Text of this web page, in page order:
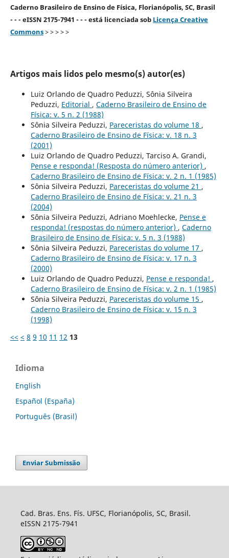
Caderno Brasileiro de Ensino de Física, Florianópolis, SC, Brasil
- - - eISSN 2175-7941 - - - está licenciada sob Licença Creative
Commons> > > > >
Artigos mais lidos pelo mesmo(s) autor(es)
Luiz Orlando de Quadro Peduzzi, Sônia Silveira
Peduzzi, Editorial , Caderno Brasileiro de Ensino de
Física: v. 5 n. 2 (1988)
Sônia Silveira Peduzzi, Pareceristas do volume 18 ,
Caderno Brasileiro de Ensino de Física: v. 18 n. 3
(2001)
Luiz Orlando de Quadro Peduzzi, Tarciso A. Grandi,
Pense e responda! (Resposta do número anterior) ,
Caderno Brasileiro de Ensino de Física: v. 2 n. 1 (1985)
Sônia Silveira Peduzzi, Pareceristas do volume 21 ,
Caderno Brasileiro de Ensino de Física: v. 21 n. 3
(2004)
Sônia Silveira Peduzzi, Adriano Moehlecke, Pense e
responda! (respostas do número anterior) , Caderno
Brasileiro de Ensino de Física: v. 5 n. 3 (1988)
Sônia Silveira Peduzzi, Pareceristas do volume 17 ,
Caderno Brasileiro de Ensino de Física: v. 17 n. 3
(2000)
Luiz Orlando de Quadro Peduzzi, Pense e responda! ,
Caderno Brasileiro de Ensino de Física: v. 2 n. 1 (1985)
Sônia Silveira Peduzzi, Pareceristas do volume 15 ,
Caderno Brasileiro de Ensino de Física: v. 15 n. 3
(1998)
<< < 8 9 10 11 12 13
Idioma
English
Español (España)
Português (Brasil)
Enviar Submissão
Cad. Bras. Ens. Fís. UFSC, Florianópolis, SC, Brasil.
eISSN 2175-7941